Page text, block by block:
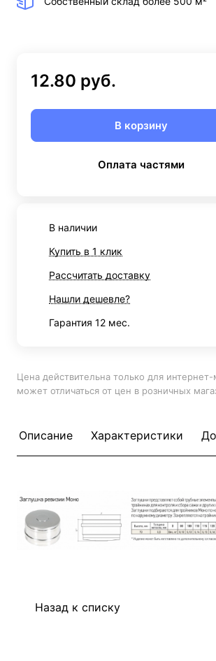
12.80 руб.
В корзину
Оплата частями
В наличии
Купить в 1 клик
Рассчитать доставку
Нашли дешевле?
Гарантия 12 мес.
Цена действительна только для интернет-
может отличаться от цен в розничных
Описание Характеристики
Назад к списку